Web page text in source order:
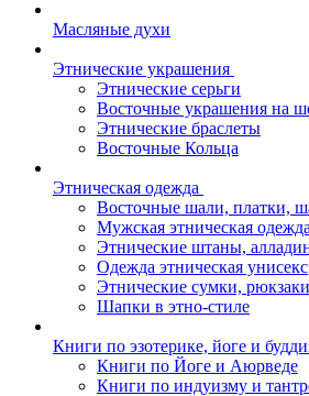
Масляные духи
Этнические украшения
Этнические серьги
Восточные украшения на
Этнические браслеты
Восточные Кольца
Этническая одежда
Восточные шали, платки,
Мужская этническая одежда
Этнические штаны,
Одежда этническая унисекс
Этнические сумки,
Шапки в этно-стиле
Книги по эзотерике, йоге и
Книги по Йоге и Аюрведе
Книги по индуизму и